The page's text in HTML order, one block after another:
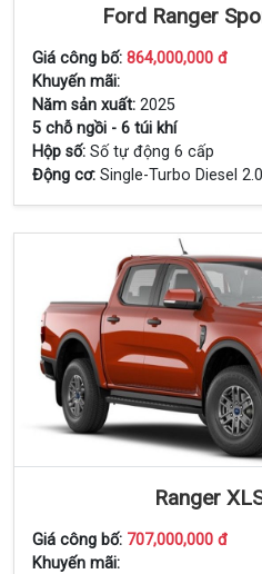
Ford Ranger
Giá công bố: 864,000,000 đ
Khuyến mãi:
Năm sản xuất: 2025
5 chỗ ngồi - 6 túi khí
Hộp số: Số tự động 6 cấp
Động cơ: Single-Turbo Diesel
Ranger
Giá công bố: 707,000,000 đ
Khuyến mãi: